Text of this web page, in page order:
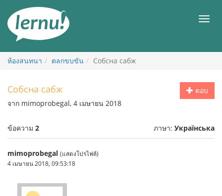
สารบัญ
เมนู
ห้องสนทนา ตลกขบขัน Собсна сабж
ตอบ
Собсна сабж
จาก mimoprobegal, 4 เมษายน 2018
ข้อความ 2 ภาษา: Українська
mimoprobegal (แสดงโปรไฟล์)
4 เมษายน 2018, 09:53:18